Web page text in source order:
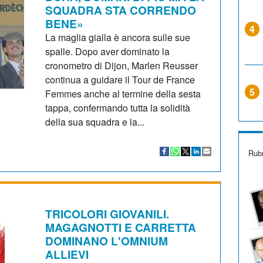
SQUADRA STA CORRENDO
BENE»
La maglia gialla è ancora sulle sue
spalle. Dopo aver dominato la
cronometro di Dijon, Marlen Reusser
continua a guidare il Tour de France
Femmes anche al termine della sesta
tappa, confermando tutta la solidità
della sua squadra e la...
TRICOLORI GIOVANILI.
MAGAGNOTTI E CARRETTA
DOMINANO L'OMNIUM
ALLIEVI
4
5